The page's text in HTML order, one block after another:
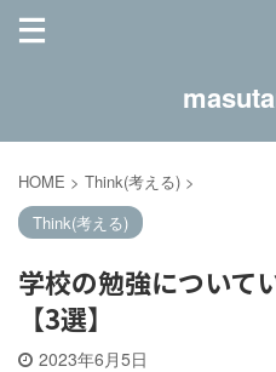
HOME > Think(考える) >
Think(考える)
学校の勉強について
【3選】
2023年6月5日